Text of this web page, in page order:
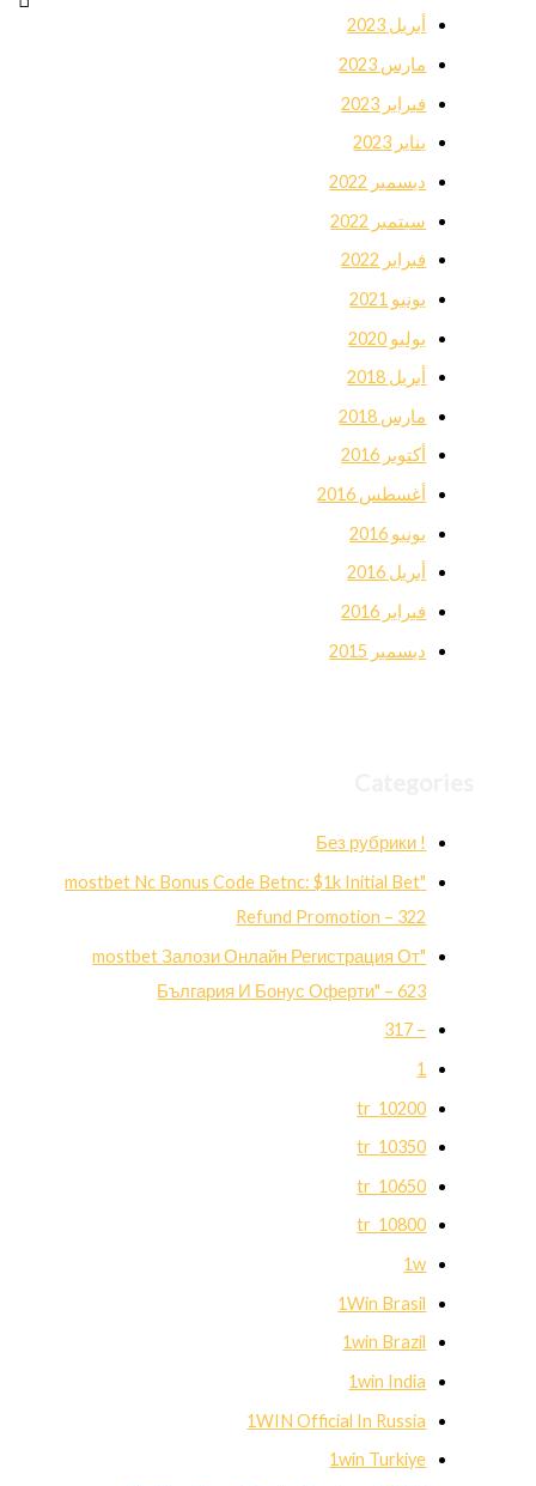
أبريل 2023
مارس 2023
فبراير 2023
يناير 2023
ديسمبر 2022
سبتمبر 2022
فبراير 2022
يونيو 2021
يوليو 2020
أبريل 2018
مارس 2018
أكتوبر 2016
أغسطس 2016
يونيو 2016
أبريل 2016
فبراير 2016
ديسمبر 2015
! Без рубрики
"mostbet Nc Bonus Code Betnc: $1k Initial Bet
Refund Promotion – 322
"mostbet Залози Онлайн Регистрация От
България И Бонус Оферти" – 623
– 317
1
10200_tr
10350_tr
10650_tr
10800_tr
1w
1Win Brasil
1win Brazil
1win India
1WIN Official In Russia
1win Turkiye